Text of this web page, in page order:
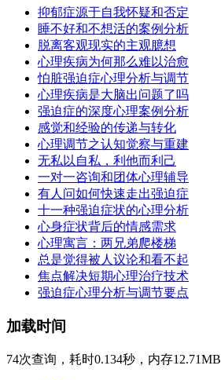
抑郁症源于自我怀疑和否定
睡不好和不想活的案例分析
脱离客观现实的主观臆想
心理疾病为何那么难以治愈
怕脏强迫症心理分析与调节
心理疾病是大脑出问题了吗
强迫症的深度心理案例分析
感觉和经验的传递与转化
心理调节之认知觉察与重建
无私以自私，利他而利己
一对一咨询和团体心理辅导
有人问如何快速走出强迫症
十一种强迫症状的心理分析
心身症状背后的情感需求
心理寓言：两兄弟爬楼梯
总是觉得被人议论和看不起
焦点解决短期心理治疗技术
强迫症心理分析与调节要点
加载时间
74次查询，耗时0.134秒，内存12.71MB